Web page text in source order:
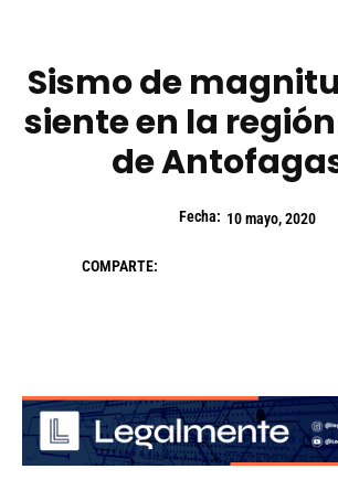
Sismo de
siente en la
de
Fecha: 10 mayo, 2020
COMPARTE: